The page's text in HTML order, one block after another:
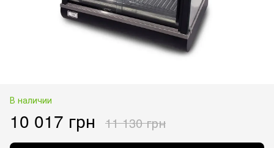
В наличии
10 017 грн 11 130 грн